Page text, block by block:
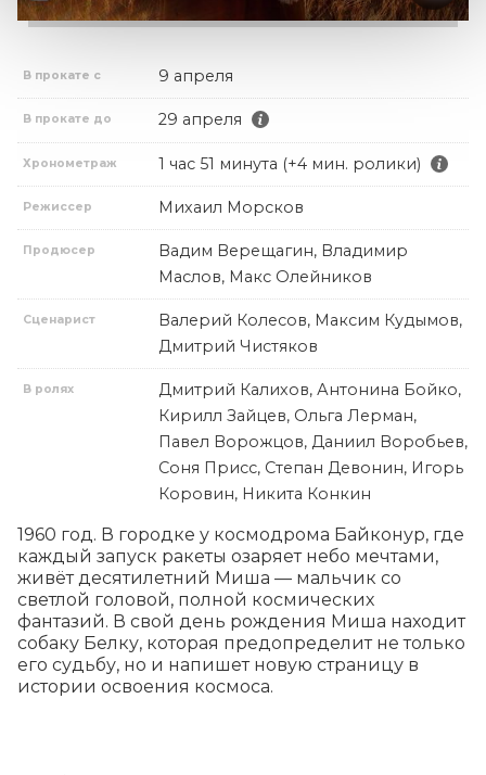
В прокате с 9 апреля
В прокате до 29 апреля
Хронометраж 1 час 51 минута (+4 мин. ролики)
Режиссер Михаил Морсков
Продюсер
Вадим Верещагин, Владимир
Маслов, Макс Олейников
Сценарист
Валерий Колесов, Максим Кудымов,
Дмитрий Чистяков
В ролях
Дмитрий Калихов, Антонина Бойко,
Кирилл Зайцев, Ольга Лерман,
Павел Ворожцов, Даниил Воробьев,
Соня Присс, Степан Девонин, Игорь
Коровин, Никита Конкин
1960 год. В городке у космодрома Байконур, где
каждый запуск ракеты озаряет небо мечтами,
живёт десятилетний Миша — мальчик со
светлой головой, полной космических
фантазий. В свой день рождения Миша находит
собаку Белку, которая предопределит не только
его судьбу, но и напишет новую страницу в
истории освоения космоса.